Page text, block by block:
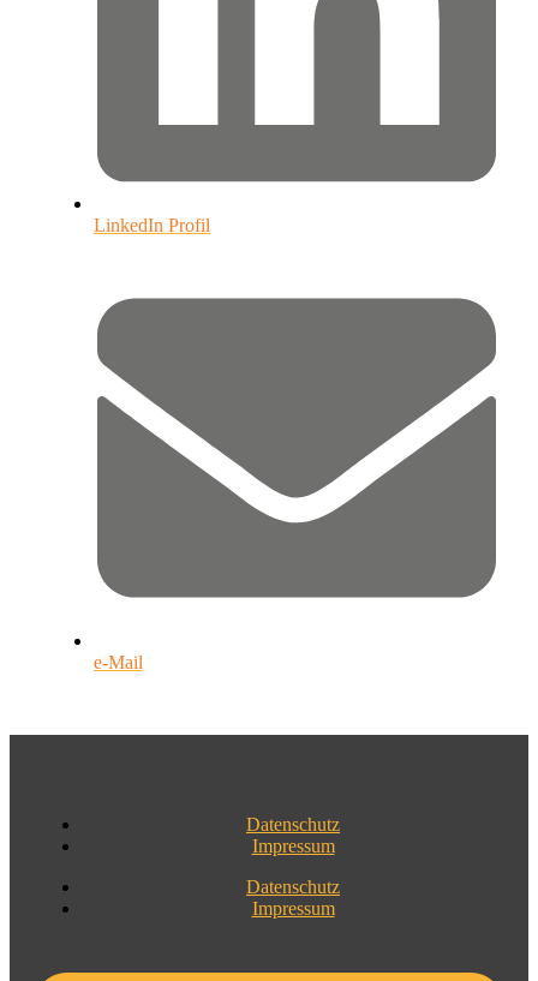
LinkedIn Profil
e-Mail
Datenschutz
Impressum
Datenschutz
Impressum